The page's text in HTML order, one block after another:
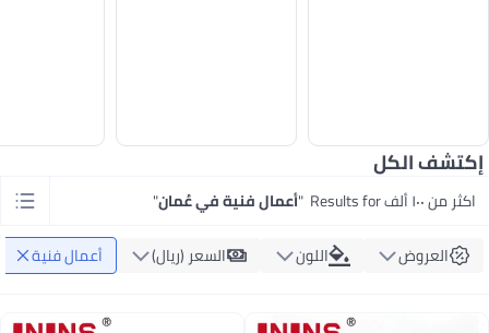
إكتشف الكل
اكثر من ١٠٠ ألف Results for "أعمال فنية في عُمان"
العروض
اللون السعر (ريال) أعمال فنية